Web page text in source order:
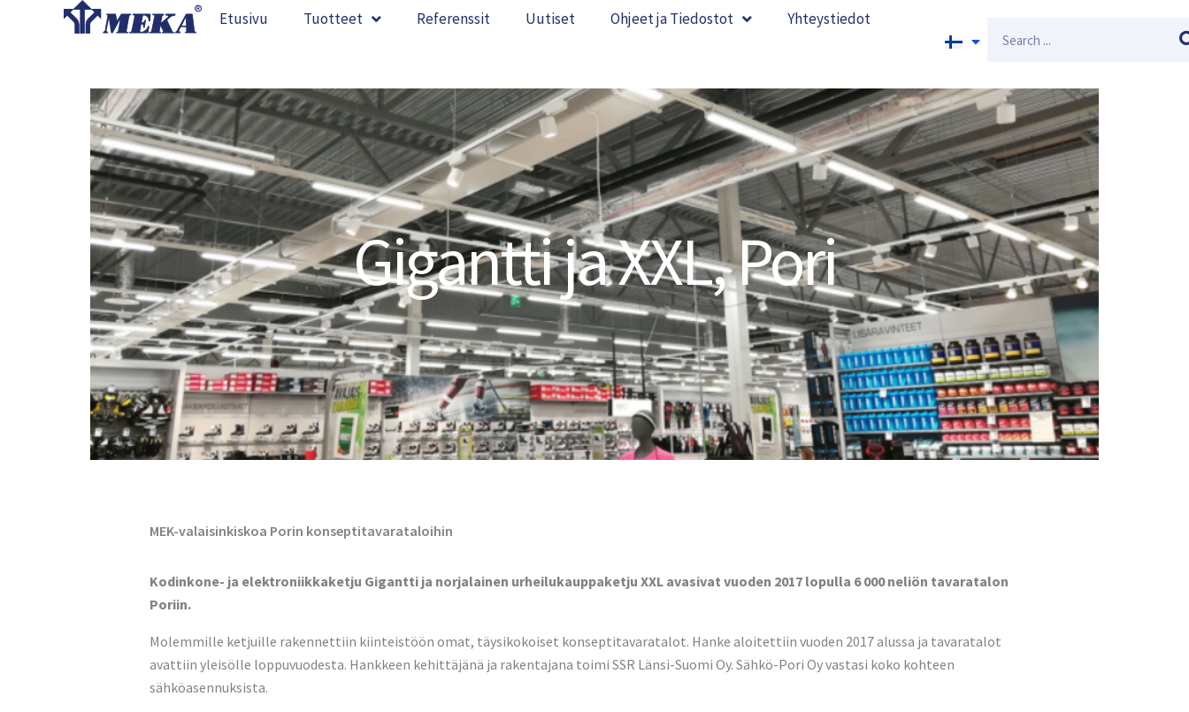
Etusivu Tuotteet Referenssit Uutiset Ohjeet ja Tiedostot Yhteystiedot
Gigantti ja XXL, Pori
MEK-valaisinkiskoa Porin konseptitavarataloihin
Kodinkone- ja elektroniikkaketju Gigantti ja norjalainen urheilukauppaketju XXL avasivat vuoden 2017 lopulla 6 000 neliön tavaratalon
Poriin.
Molemmille ketjuille rakennettiin kiinteistöön omat, täysikokoiset konseptitavaratalot. Hanke aloitettiin vuoden 2017 alussa ja tavaratalot
avattiin yleisölle loppuvuodesta. Hankkeen kehittäjänä ja rakentajana toimi SSR Länsi-Suomi Oy. Sähkö-Pori Oy vastasi koko kohteen
sähköasennuksista.